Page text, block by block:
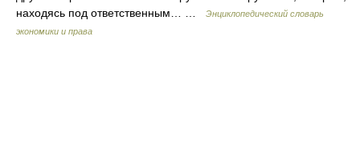
находясь под ответственным… …
Энциклопедический словарь
экономики и права